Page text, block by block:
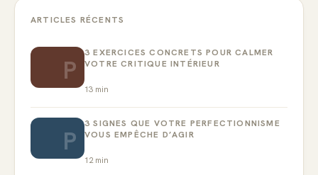
ARTICLES RÉCENTS
P
3 EXERCICES CONCRETS POUR CALMER
VOTRE CRITIQUE INTÉRIEUR
13 min
P
3 SIGNES QUE VOTRE PERFECTIONNISME
VOUS EMPÊCHE D’AGIR
12min